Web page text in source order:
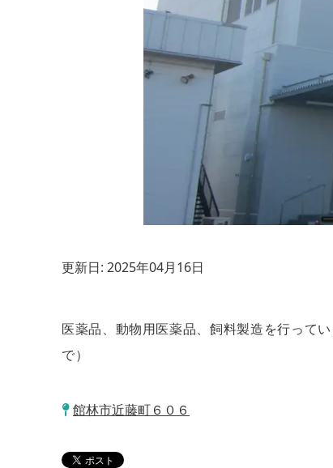
更新日: 2025年04月16日
医薬品、動物用医薬品、飼料製造を行って
で）
館林市近藤町６０６